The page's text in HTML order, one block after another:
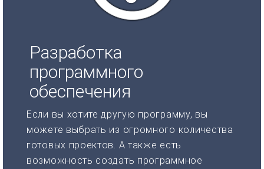
Разработка
программного
обеспечения
Если вы хотите другую программу, вы
можете выбрать из огромного количества
готовых проектов. А также есть
возможность создать программное